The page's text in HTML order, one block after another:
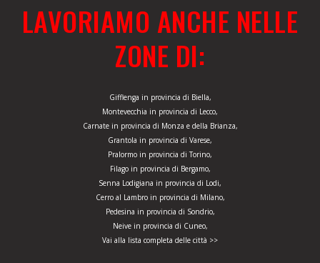
LAVORIAMO ANCHE NELLE
ZONE DI:
Gifflenga in provincia di Biella,
Montevecchia in provincia di Lecco,
Carnate in provincia di Monza e della Brianza,
Grantola in provincia di Varese,
Pralormo in provincia di Torino,
Filago in provincia di Bergamo,
Senna Lodigiana in provincia di Lodi,
Cerro al Lambro in provincia di Milano,
Pedesina in provincia di Sondrio,
Neive in provincia di Cuneo,
Vai alla lista completa delle città >>